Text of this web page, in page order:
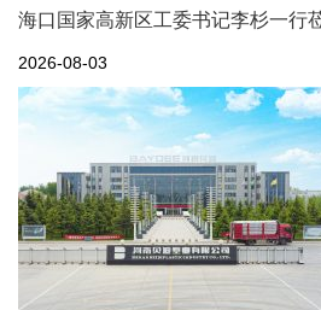
海口国家高新区工委书记李杉一行
2026-08-03